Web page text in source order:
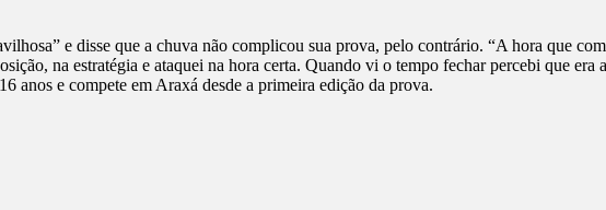
e disse que a chuva não complicou sua prova, pelo contrário. “A hora que
na estratégia e ataquei na hora certa. Quando vi o tempo fechar percebi que
anos e compete em Araxá desde a primeira edição da prova.